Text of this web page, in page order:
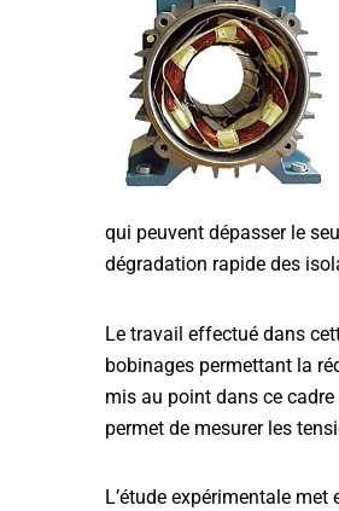
qui peuvent dépasser le
dégradation rapide des
Le travail effectué dans
bobinages permettant la
mis au point dans ce
permet de mesurer les
L’étude expérimentale